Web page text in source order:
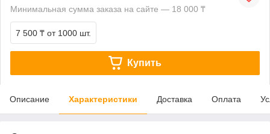
Минимальная сумма заказа на сайте — 18 000 ₸
7 500 ₸ от 1000 шт.
Купить
Описание Характеристики Доставка Оплата